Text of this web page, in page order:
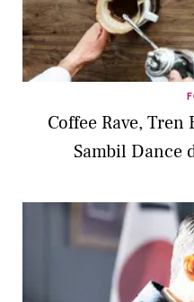
Coffee Rave,
Sambil Dance